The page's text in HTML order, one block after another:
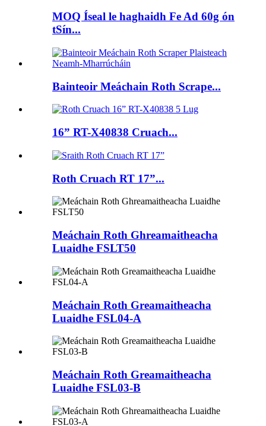
MOQ Íseal le haghaidh Fe Ad 60g ón
tSín...
Bainteoir Meáchain Roth Scrape...
16” RT-X40838 Cruach...
Roth Cruach RT 17”...
Meáchain Roth Ghreamaitheacha
Luaidhe FSLT50
Meáchain Roth Greamaitheacha
Luaidhe FSL04-A
Meáchain Roth Greamaitheacha
Luaidhe FSL03-B